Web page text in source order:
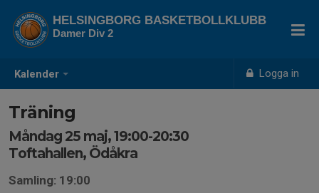
Kalender Logga in
HELSINGBORG BASKETBOLLKLUBB
Damer Div 2
Träning
Måndag 25 maj, 19:00-20:30
Toftahallen, Ödåkra
Samling: 19:00